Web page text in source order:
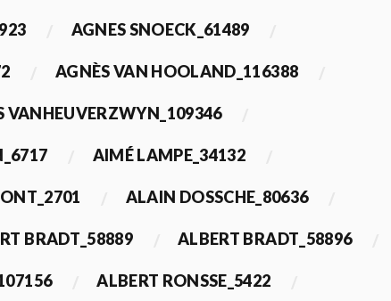
AGNES SNOECK_61489
AGNÈS VAN HOOLAND_116388
VANHEUVERZWYN_109346
AIMÉ LAMPE_34132
ALAIN DOSSCHE_80636
BRADT_58889 ALBERT BRADT_58896
ALBERT RONSSE_5422